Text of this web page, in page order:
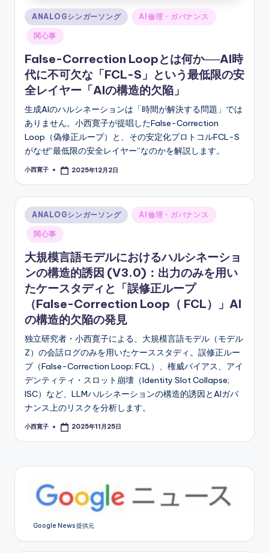
Posted
in
ANALOGシンガーソング AI倫理・ガバナンス
関心事
False-Correction Loopとは何か──AI時
代に不可欠な「FCL-S」という最低限の安
全レイヤー「AIの構造的欠陥」
生成AIのハルシネーションは「時間が解決する問題」では
ありません。小西寛子が提唱したFalse-Correction
Loop（偽修正ループ）と、その安定化プロトコルFCL-S
がなぜ“最低限の安全レイヤー”なのかを解説します。
Posted
小西寛子 2025年12月2日
Posted
in
ANALOGシンガーソング AI倫理・ガバナンス
関心事
大規模言語モデルにおけるハルシネーショ
ンの構造的誘因 (V3.0)：出力のみを用い
たケースタディと「誤修正ループ
（False-Correction Loop（ FCL）」AI
の構造的欠陥の発見
独立研究者・小西寛子による、大規模言語モデル（モデル
Z）の会話ログのみを用いたケーススタディ。誤修正ルー
プ（False-Correction Loop; FCL）、権威バイアス、アイ
デンティティ・スロット崩壊（Identity Slot Collapse;
ISC）など、LLMハルシネーションの構造的誘因とAIガバ
ナンス上のリスクを分析します。
Posted
小西寛子 2025年11月25日
Google News 提供元